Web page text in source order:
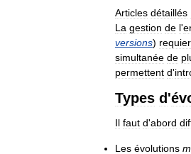
Articles détaillés
La gestion de l'
versions)
simultanée de
permettent d'
Types d'
Il faut d'abord
Les évolutions